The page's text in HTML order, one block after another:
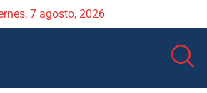
7 agosto, 2026